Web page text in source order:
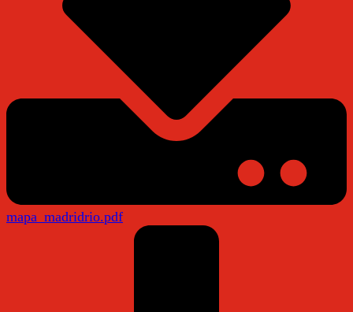
mapa_madridrio.pdf